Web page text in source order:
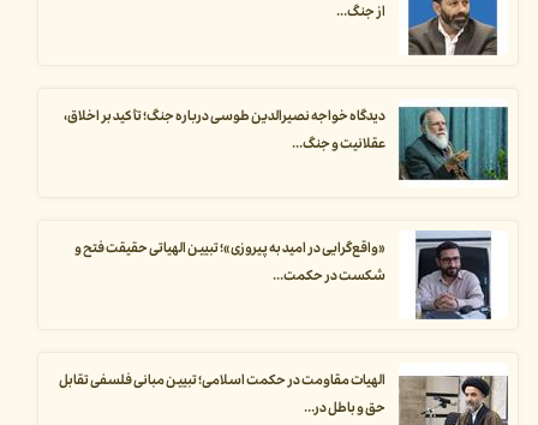
از جنگ...
دیدگاه خواجه نصیرالدین طوسی درباره جنگ؛ تأکید بر اخلاق،
عقلانیت و جنگ...
«واقع‌گرایی در امید به پیروزی»؛ تبیین الهیاتی حقیقت فتح و
شکست در حکمت...
الهیات مقاومت در حکمت اسلامی؛ تبیین مبانی فلسفی تقابل
حق و باطل در...